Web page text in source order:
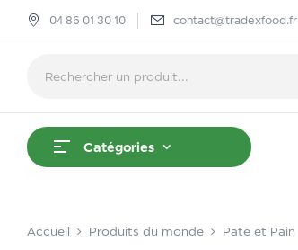
04 86 01 30 10 contact@tradexfood.fr
Catégories
Accueil Produits du monde Pate et Pain